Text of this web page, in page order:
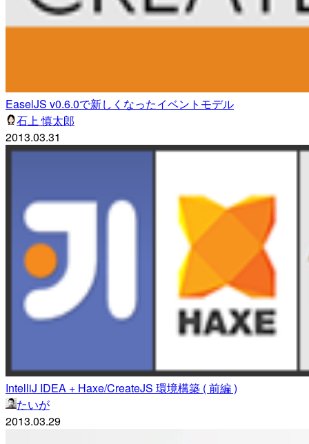
EaselJS v0.6.0で新しくなったイベントモデル
石上 慎太郎
2013.03.31
IntelliJ IDEA + Haxe/CreateJS 環境構築 ( 前編 )
たいが
2013.03.29